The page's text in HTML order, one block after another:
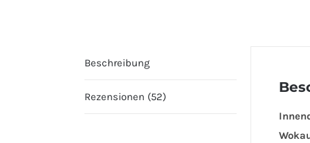
Beschreibung
Rezensionen (52)